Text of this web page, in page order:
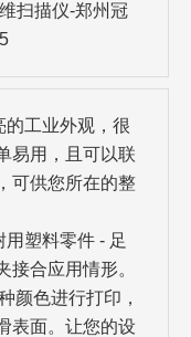
扫描仪-郑州冠
的工业外观，很
易用，且可以联
可供您所在的整
塑料零件 - 足
接合应用情形。
颜色进行打印，
表面。让您的设